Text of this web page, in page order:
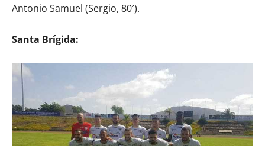
Antonio Samuel (Sergio, 80′).
Santa Brígida: